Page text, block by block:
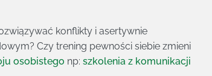
konflikty i asertywnie
Czy trening pewności siebie zmieni
osobistego np: szkolenia z komunikacji